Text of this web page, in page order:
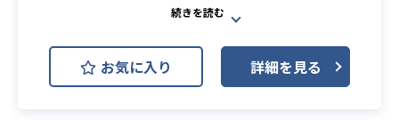
必須スキル
トフォリオの提出必須）
・動画制作の知見・経験のある方
・Figmaを使用したデザイン制作の
実務経験
マーケティング編成部において、We
b周りのデザイン制作業務をご担当い
ただきます！
大手Fintech企業におけるキャッシュ
お気に入り 詳細を見る